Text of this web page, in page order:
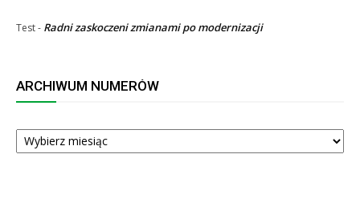
Test- Radni zaskoczeni zmianami po modernizacji
ARCHIWUM NUMERÓW
ARCHIWUM
NUMERÓW